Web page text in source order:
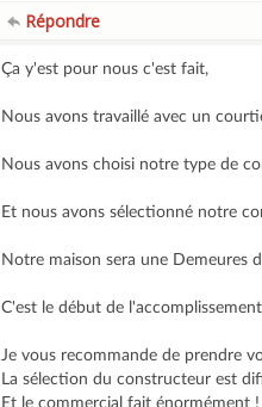
Répondre
Ça y'est pour nous c'est fait,
Nous avons travaillé avec un
Nous avons choisi notre type de
Et nous avons sélectionné notre
Notre maison sera une Demeures
C'est le début de
Je vous recommande de prendre
La sélection du constructeur est
Et le commercial fait énormément !